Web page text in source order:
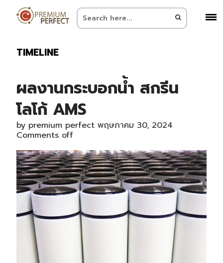
TIMELINE
ผลงานกระบอกน้ำ สกรีน
โลโก้ AMS
by premium perfect พฤษภาคม 30, 2024
Comments off